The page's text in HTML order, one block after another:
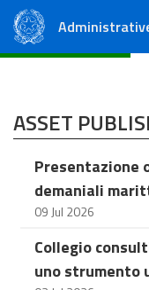
ASSET
Presentazione
demaniali
09 Jul 2026
Collegio
uno strumento